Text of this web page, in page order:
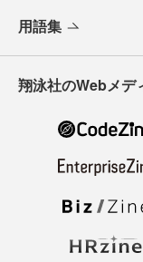
用語集
翔泳社のWebメデ